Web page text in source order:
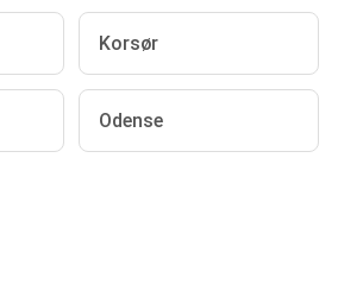
Korsør
Odense